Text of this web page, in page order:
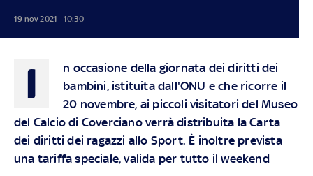
19 nov 2021 - 10:30
I
n occasione della giornata dei diritti dei
bambini, istituita dall'ONU e che ricorre il
20 novembre, ai piccoli visitatori del Museo
del Calcio di Coverciano verrà distribuita la Carta
dei diritti dei ragazzi allo Sport. È inoltre prevista
una tariffa speciale, valida per tutto il weekend